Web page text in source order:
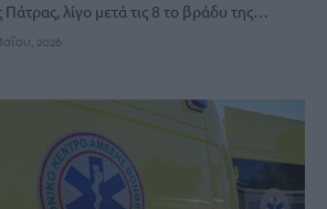
λίγο μετά τις 8 το βράδυ της…
2026